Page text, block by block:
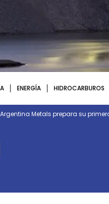
ENERGÍA HIDROCARBUROS
Argentina Metals prepara su